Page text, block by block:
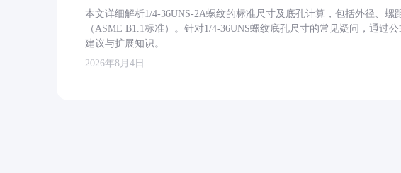
本文详细解析1/4-36UNS-2A螺纹的标准尺寸及底孔计算，包括外径、
（ASME B1.1标准）。针对1/4-36UNS螺纹底孔尺寸的常见疑问，通过
建议与扩展知识。
2026年8月4日